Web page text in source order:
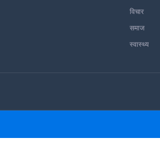
विचार
समाज
स्वास्थ्य